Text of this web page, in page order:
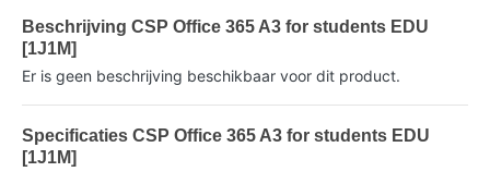
Beschrijving CSP Office 365 A3 for students EDU
[1J1M]
Er is geen beschrijving beschikbaar voor dit product.
Specificaties CSP Office 365 A3 for students EDU
[1J1M]